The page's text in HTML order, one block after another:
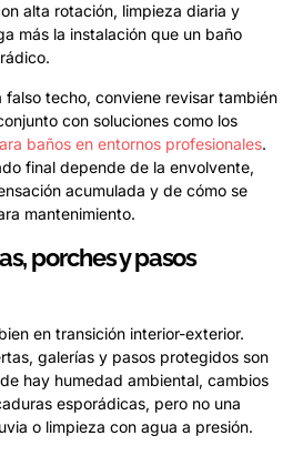
alta rotación, limpieza diaria y
más la instalación que un baño
techo, conviene revisar también
con soluciones como los
baños en entornos profesionales.
final depende de la envolvente,
acumulada y de cómo se
mantenimiento.
porches y pasos
en transición interior-exterior.
galerías y pasos protegidos son
hay humedad ambiental, cambios
esporádicas, pero no una
o limpieza con agua a presión.